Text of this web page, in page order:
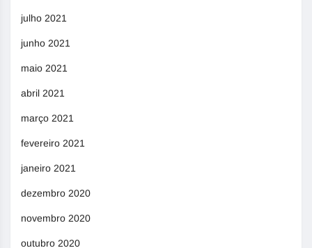
julho 2021
junho 2021
maio 2021
abril 2021
março 2021
fevereiro 2021
janeiro 2021
dezembro 2020
novembro 2020
outubro 2020